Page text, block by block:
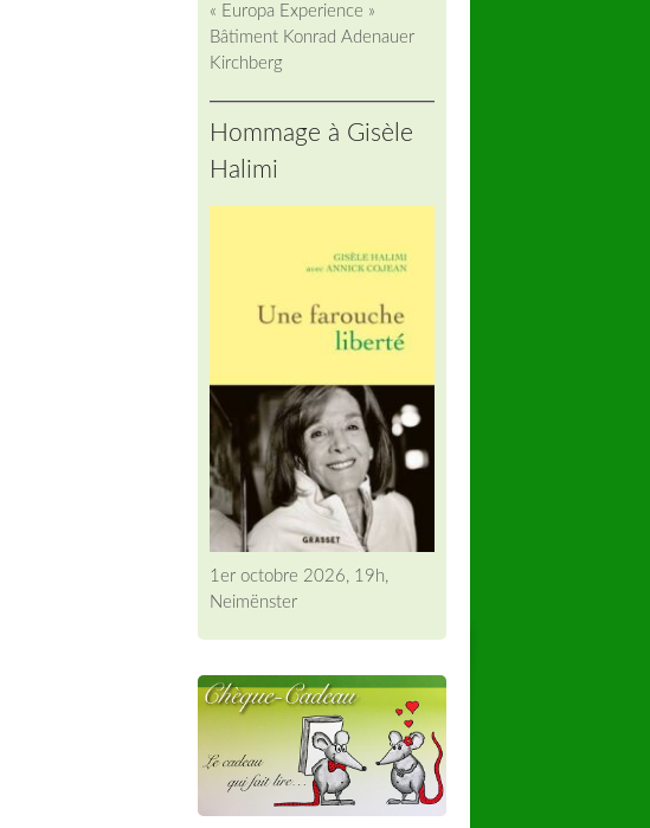
« Europa Experience »
Bâtiment Konrad Adenauer
Kirchberg
Hommage à Gisèle
Halimi
1er octobre 2026, 19h,
Neimënster